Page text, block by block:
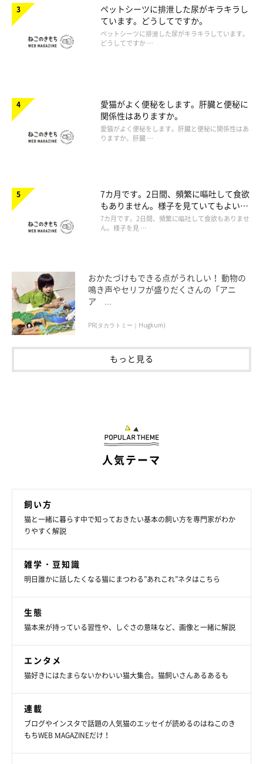
ペットシーツに排泄した尿がキラキラし
ています。どうしてですか。
ペットシーツに排泄した尿がキラキラしています。
どうしてですか …
愛猫がよく便秘をします。肝臓と便秘に
関係性はありますか。
愛猫がよく便秘をします。肝臓と便秘に関係性はあ
りますか。肝臓 …
7カ月です。2日間、頻繁に嘔吐して食欲
もありません。様子を見ていてもよいで
しょうか。
7カ月です。2日間、頻繁に嘔吐して食欲もありませ
ん。様子を見 …
おかたづけもできる点がうれしい！ 動物の
鳴き声やセリフが盛りだくさんの「アニ
ア ...
PR(タカラトミー｜Hugkum)
もっと見る
人気テーマ
飼い方
猫と一緒に暮らす中で知っておきたい基本の飼い方を専門家がわか
りやすく解説
雑学・豆知識
明日誰かに話したくなる猫にまつわる”あれこれ”ネタはこちら
生態
猫本来が持っている習性や、しぐさの意味など、画像と一緒に解説
エンタメ
猫好きにはたまらないかわいい猫大集合。猫飼いさんあるあるも
連載
ブログやインスタで話題の人気猫のエッセイが読めるのはねこのき
もちWEB MAGAZINEだけ！